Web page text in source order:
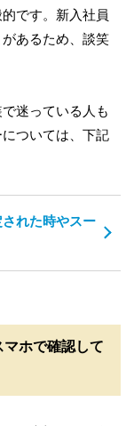
です。新入社員
あるため、談笑
迷っている人も
ついては、下記
された時やスー
ホで確認して